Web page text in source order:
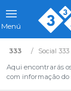
Menú
333 Social 333
Aqui encontrarás
com informação